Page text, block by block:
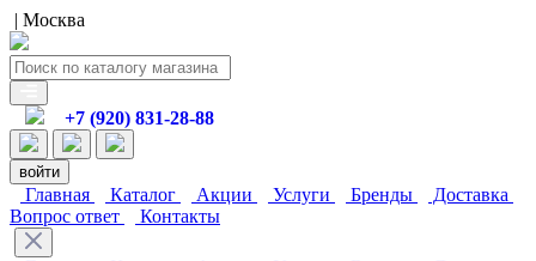
| Москва
+7 (920) 831-28-88
войти
Главная Каталог Акции Услуги Бренды
Доставка
Вопрос ответ
Контакты